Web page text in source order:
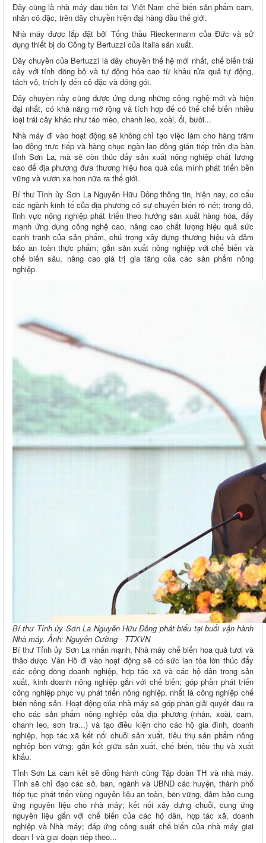
Đây cũng là nhà máy đầu tiên tại Việt Nam chế biến sản phẩm cam,
nhãn cô đặc, trên dây chuyền hiện đại hàng đầu thế giới.
Nhà máy được lắp đặt bởi Tổng thầu Rieckermann của Đức và sử
dụng thiết bị do Công ty Bertuzzi của Italia sản xuất.
Dây chuyền của Bertuzzi là dây chuyền thế hệ mới nhất, chế biến trái
cây với tính đồng bộ và tự động hóa cao từ khâu rửa quả tự động,
tách vỏ, trích ly đến cô đặc và đóng gói.
Dây chuyền này cũng được ứng dụng những công nghệ mới và hiện
đại nhất, có khả năng mở rộng và tích hợp để có thể chế biến nhiều
loại trái cây khác như táo mèo, chanh leo, xoài, ổi, bưởi...
Nhà máy đi vào hoạt động sẽ không chỉ tạo việc làm cho hàng trăm
lao động trực tiếp và hàng chục ngàn lao động gián tiếp trên địa bàn
tỉnh Sơn La, mà sẽ còn thúc đẩy sản xuất nông nghiệp chất lượng
cao để địa phương đưa thương hiệu hoa quả của mình phát triển bền
vững và vươn xa hơn nữa ra thế giới.
Bí thư Tỉnh ủy Sơn La Nguyễn Hữu Đông thông tin, hiện nay, cơ cấu
các ngành kinh tế của địa phương có sự chuyển biến rõ nét; trong đó,
lĩnh vực nông nghiệp phát triển theo hướng sản xuất hàng hóa, đẩy
mạnh ứng dụng công nghệ cao, nâng cao chất lượng hiệu quả sức
cạnh tranh của sản phẩm, chú trọng xây dựng thương hiệu và đảm
bảo an toàn thực phẩm; gắn sản xuất nông nghiệp với chế biến và
chế biến sâu, nâng cao giá trị gia tăng của các sản phẩm nông
nghiệp.
Bí thư Tỉnh ủy Sơn La Nguyễn Hữu Đông phát biểu tại buổi vận hành
Nhà máy. Ảnh: Nguyễn Cường - TTXVN
Bí thư Tỉnh ủy Sơn La nhấn mạnh, Nhà máy chế biến hoa quả tươi và
thảo dược Vân Hồ đi vào hoạt động sẽ có sức lan tỏa lớn thúc đẩy
các cộng đồng doanh nghiệp, hợp tác xã và các hộ dân trong sản
xuất, kinh doanh nông nghiệp gắn với chế biến; góp phần phát triển
công nghiệp phục vụ phát triển nông nghiệp, nhất là công nghiệp chế
biến nông sản. Hoạt động của nhà máy sẽ góp phần giải quyết đầu ra
cho các sản phẩm nông nghiệp của địa phương (nhãn, xoài, cam,
chanh leo, sơn tra...) và tạo điều kiện cho các hộ gia đình, doanh
nghiệp, hợp tác xã kết nối chuỗi sản xuất, tiêu thụ sản phẩm nông
nghiệp bền vững; gắn kết giữa sản xuất, chế biến, tiêu thụ và xuất
khẩu.
Tỉnh Sơn La cam kết sẽ đồng hành cùng Tập đoàn TH và nhà máy.
Tỉnh sẽ chỉ đạo các sở, ban, ngành và UBND các huyện, thành phố
tiếp tục phát triển vùng nguyên liệu an toàn, bền vững, đảm bảo cung
ứng nguyên liệu cho nhà máy; kết nối xây dựng chuỗi, cung ứng
nguyên liệu gắn với chế biến của các hộ dân, hợp tác xã, doanh
nghiệp và Nhà máy; đáp ứng công suất chế biến của nhà máy giai
đoạn I và giai đoạn tiếp theo...